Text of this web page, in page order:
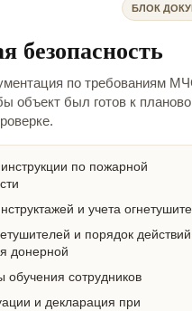
БЛОК
безопасность
по требованиям
объект был готов к
по пожарной
и учета
и порядок
донерной
обучения сотрудников
и декларация при